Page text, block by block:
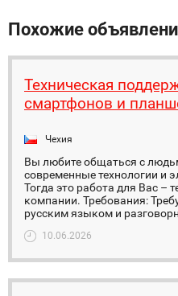
Похожие
Техническая
смартфонов и
Чехия
Вы любите общаться с
современные технологии и
Тогда это работа для Вас –
компании. Требования:
русским языком и
10.06.2026